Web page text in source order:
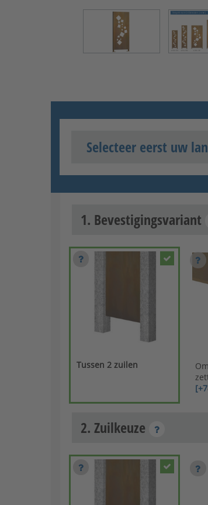
Selecteer eerst uw
1. Bevestigingsvariant
Tussen 2 zuilen
2. Zuilkeuze